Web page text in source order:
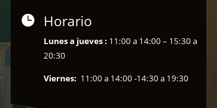
 Horario
Lunes a jueves : 11:00 a 14:00 – 15:30 a
20:30
Viernes: 11:00 a 14:00 -14:30 a 19:30